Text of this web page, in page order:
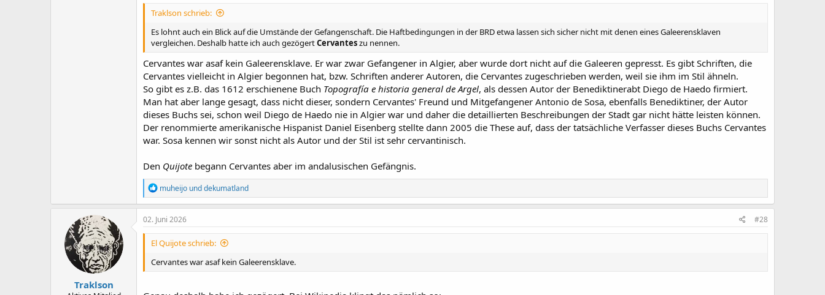
Traklson schrieb:
Es lohnt auch ein Blick auf die Umstände der Gefangenschaft. Die Haftbedingungen in der BRD etwa lassen sich sicher nicht mit denen eines Galeerensklaven
vergleichen. Deshalb hatte ich auch gezögertCervanteszu nennen.
Cervantes war asaf kein Galeerensklave. Er war zwar Gefangener in Algier, aber wurde dort nicht auf die Galeeren gepresst. Es gibt Schriften, die
Cervantes vielleicht in Algier begonnen hat, bzw. Schriften anderer Autoren, die Cervantes zugeschrieben werden, weil sie ihm im Stil ähneln.
So gibt es z.B. das 1612 erschienene Buch Topografía e historia general de Argel, als dessen Autor der Benediktinerabt Diego de Haedo firmiert.
Man hat aber lange gesagt, dass nicht dieser, sondern Cervantes' Freund und Mitgefangener Antonio de Sosa, ebenfalls Benediktiner, der Autor
dieses Buchs sei, schon weil Diego de Haedo nie in Algier war und daher die detaillierten Beschreibungen der Stadt gar nicht hätte leisten können.
Der renommierte amerikanische Hispanist Daniel Eisenberg stellte dann 2005 die These auf, dass der tatsächliche Verfasser dieses Buchs Cervantes
war. Sosa kennen wir sonst nicht als Autor und der Stil ist sehr cervantinisch.
Den Quijote begann Cervantes aber im andalusischen Gefängnis.
R
e
a
k
o
e
muheijo unddekumatland
Traklson
02. Juni 2026 #28
El Quijote schrieb:
Cervantes war asaf kein Galeerensklave.